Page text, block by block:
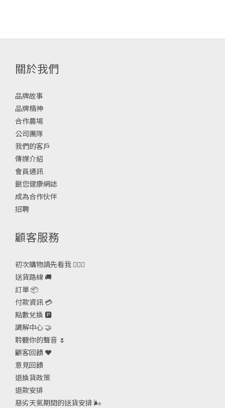
關於我們
品牌故事
品牌精神
合作農場
公司團隊
我們的客戶
傳媒介紹
會員通訊
餸您健康網誌
成為合作伙伴
招聘
顧客服務
初次購物請先看我 🙋🏻‍♀️
送貨路線 🚚
訂單 📦
付款資訊 💳
點數兌換 🅿️
調解中心 🤝
聆聽你的聲音 🌷
顧客回饋 ❤️
意見回饋
退換貨政策
退款安排
惡劣天氣期間的送貨安排🌬